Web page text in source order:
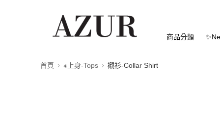
商品分類
首頁 ⁕上身-Tops 襯衫-Collar Shirt